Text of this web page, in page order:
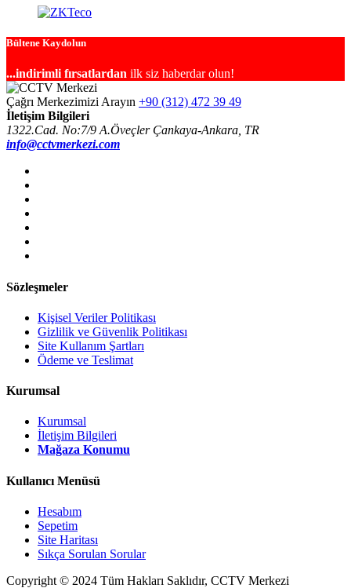
Bültene Kaydolun
...indirimli fırsatlardan ilk siz haberdar olun!
Çağrı Merkezimizi Arayın +90 (312) 472 39 49
İletişim Bilgileri
1322.Cad. No:7/9 A.Öveçler Çankaya-Ankara, TR
info@cctvmerkezi.com
Sözleşmeler
Kişisel Veriler Politikası
Gizlilik ve Güvenlik Politikası
Site Kullanım Şartları
Ödeme ve Teslimat
Kurumsal
Kurumsal
İletişim Bilgileri
Mağaza Konumu
Kullanıcı Menüsü
Hesabım
Sepetim
Site Haritası
Sıkça Sorulan Sorular
Copyright © 2024 Tüm Hakları Saklıdır, CCTV Merkezi